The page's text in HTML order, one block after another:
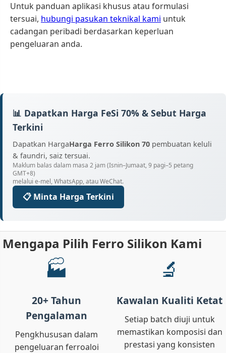
Untuk panduan aplikasi khusus atau formulasi
tersuai, hubungi pasukan teknikal kami untuk
cadangan peribadi berdasarkan keperluan
pengeluaran anda.
📊 Dapatkan Harga FeSi 70% & Sebut Harga
Terkini
Dapatkan HargaHarga Ferro Silikon 70 pembuatan keluli
& faundri, saiz tersuai.
Maklum balas dalam masa 2 jam (Isnin–Jumaat, 9 pagi–5 petang
GMT+8)
melalui e-mel, WhatsApp, atau WeChat.
📋 Minta Harga Terkini
Mengapa Pilih Ferro Silikon Kami
🏭
20+ Tahun
Pengalaman
Pengkhususan dalam
pengeluaran ferroaloi
🔬
Kawalan Kualiti Ketat
Setiap batch diuji untuk
memastikan komposisi dan
prestasi yang konsisten